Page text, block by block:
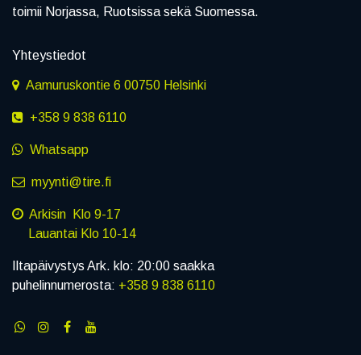
toimii Norjassa, Ruotsissa sekä Suomessa.
Yhteystiedot
Aamuruskontie 6 00750 Helsinki
+358 9 838 6110
Whatsapp
myynti@tire.fi
Arkisin Klo 9-17
Lauantai Klo 10-14
Iltapäivystys Ark. klo: 20:00 saakka
puhelinnumerosta: +358 9 838 6110